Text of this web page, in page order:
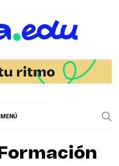
MENÚ
Formación